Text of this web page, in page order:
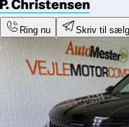
Ring nu Skriv til